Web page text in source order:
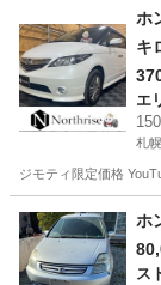
ホ
キ
メ
エ
札
ジモティ限定価格
北海道 札幌市 ホ
ス